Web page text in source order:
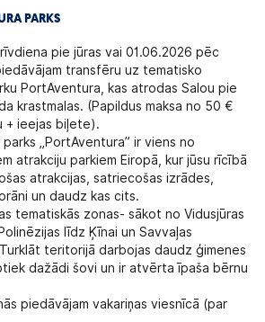
PARKS
pie jūras vai01.06.2026 pēc
transfēruuz tematisko
PortAventura, kas atrodas Salou pie
krastmalas. (Papildus maksa no 50 €
+ ieejas biļete).
parks „PortAventura” ir viens no
atrakciju parkiem Eiropā, kur jūsu rīcībā
atrakcijas, satriecošas izrādes,
un daudz kas cits.
tematiskās zonas- sākot no Vidusjūras
līdz Ķīnai un Savvaļas
teritorijā darbojas daudz ģimenes
dažādi šovi un ir atvērta īpaša bērnu
piedāvājam vakariņas viesnīcā (par